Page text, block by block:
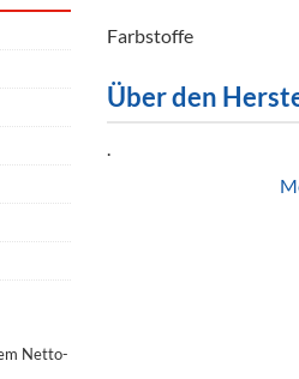
Netto-
Farbstoffe
Über den
.